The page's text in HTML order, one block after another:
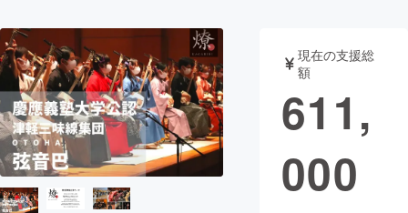
テクノロジー・ガジェット
映像・映画 書籍・雑誌
ビジネス・起業 チャレンジ
現在の支援総
額
611,
000